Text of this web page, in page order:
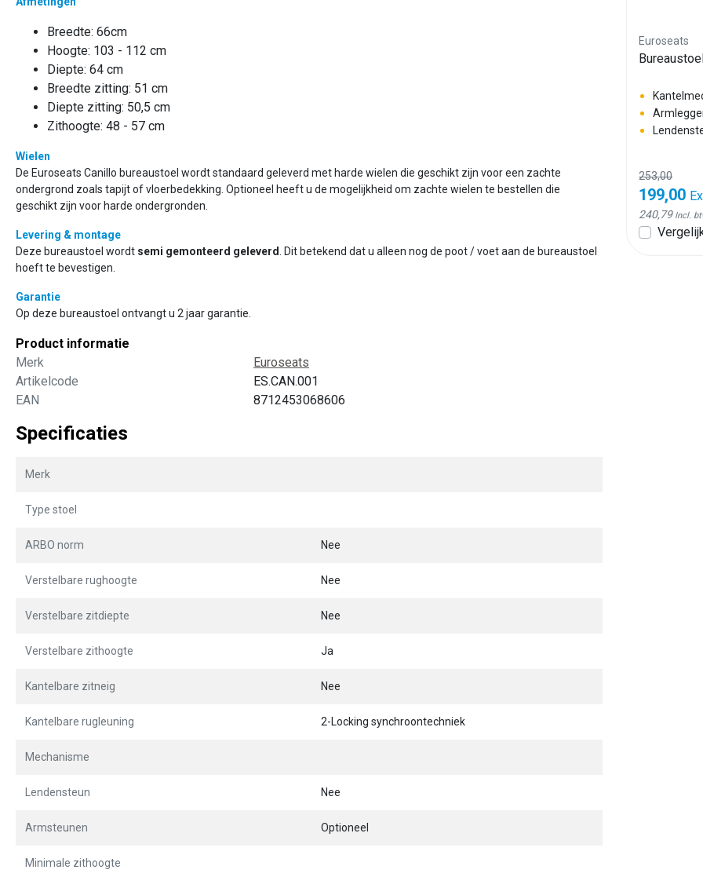
Breedte: 66cm
Hoogte: 103 - 112 cm
Diepte: 64 cm
Breedte zitting: 51 cm
Diepte zitting: 50,5 cm
Zithoogte: 48 - 57 cm
Wielen
De Euroseats Canillo bureaustoel wordt standaard geleverd met harde wielen die geschikt zijn voor een zachte
ondergrond zoals tapijt of vloerbedekking. Optioneel heeft u de mogelijkheid om zachte wielen te bestellen die
geschikt zijn voor harde ondergronden.
Levering & montage
Deze bureaustoel wordt semi gemonteerd geleverd
. Dit betekend dat u alleen nog de poot / voet aan de bureaustoel
hoeft te bevestigen.
Garantie
Op deze bureaustoel ontvangt u 2 jaar garantie.
Product informatie
Merk
Euroseats
Artikelcode
ES.CAN.001
EAN
8712453068606
Specificaties
Merk
Type stoel
ARBO norm Nee
Verstelbare rughoogte Nee
Verstelbare zitdiepte Nee
Verstelbare zithoogte Ja
Kantelbare zitneig Nee
Kantelbare rugleuning 2-Locking synchroontechniek
Mechanisme
Lendensteun Nee
Armsteunen Optioneel
Minimale zithoogte
Euroseats
253,00
199,00
240,79 Incl.